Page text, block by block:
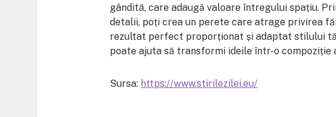
gândită, care adaugă valoare întregului spațiu.
detalii, poți crea un perete care atrage privirea
rezultat perfect proporționat și adaptat stilului
poate ajuta să transformi ideile într-o compoziție
Sursa: https://www.stirilezilei.eu/